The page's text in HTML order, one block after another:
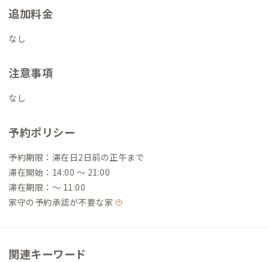
追加料金
なし
注意事項
なし
予約ポリシー
予約期限：滞在日2日前の正午まで
滞在開始：14:00 〜 21:00
滞在期限：〜 11:00
家守の予約承認が不要な家
関連キーワード